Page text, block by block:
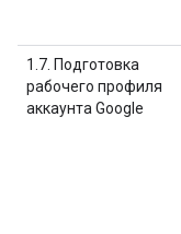
1.7. Подготовка
рабочего профиля
аккаунта Google